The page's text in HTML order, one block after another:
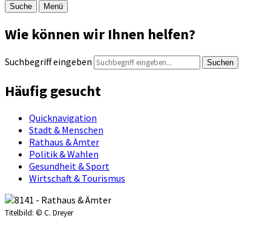
Suche Menü
Wie können wir Ihnen helfen?
Suchbegriff eingeben Suchen
Häufig gesucht
Quicknavigation
Stadt & Menschen
Rathaus & Ämter
Politik & Wahlen
Gesundheit & Sport
Wirtschaft & Tourismus
Titelbild: © C. Dreyer